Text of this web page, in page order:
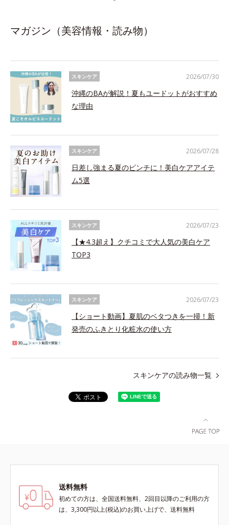
マガジン（美容情報・読み物）
スキンケア
沖縄のBAが解説！夏もユードットがおすすめ
な理由
2026/07/30
スキンケア
日差し強まる夏のピンチに！美白ケアアイテ
ム5選
2026/07/28
スキンケア
【★4.3超え】クチコミで大人気の美白ケア
TOP3
2026/07/23
スキンケア
【ショート動画】夏肌のベタつきを一掃！新
発売のふきとり化粧水の使い方
2026/07/23
スキンケアの読み物一覧
送料無料
初めての方は、全国送料無料、2回目以降のご利用の方
は、3,300円以上(税込)のお買い上げで、送料無料